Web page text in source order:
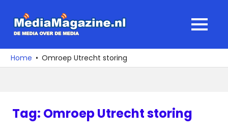
naar
media
over
MENU
Home Omroep Utrecht storing
Tag: Omroep Utrecht storing